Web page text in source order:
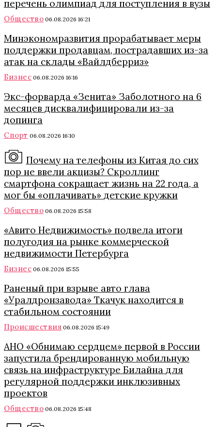
перечень олимпиад для поступления в вузы
Общество 06.08.2026 16:21
Минэкономразвития прорабатывает меры
поддержки продавцам, пострадавших из-за
атак на склады «Вайлдберриз»
Бизнес 06.08.2026 16:16
Экс-форварда «Зенита» Заболотного на 6
месяцев дисквалифицировали из-за
допинга
Спорт 06.08.2026 16:10
Почему на телефоны из Китая до сих
пор не ввели акцизы? Скроллинг
смартфона сокращает жизнь на 22 года, а
мог бы «оплачивать» детские кружки
Общество 06.08.2026 15:58
«Авито Недвижимость» подвела итоги
полугодия на рынке коммерческой
недвижимости Петербурга
Бизнес 06.08.2026 15:55
Раненый при взрыве авто глава
«Уралдронзавода» Ткачук находится в
стабильном состоянии
Происшествия 06.08.2026 15:49
АНО «Обнимаю сердцем» первой в России
запустила брендированную мобильную
связь на инфраструктуре Билайна для
регулярной поддержки инклюзивных
проектов
Общество 06.08.2026 15:48